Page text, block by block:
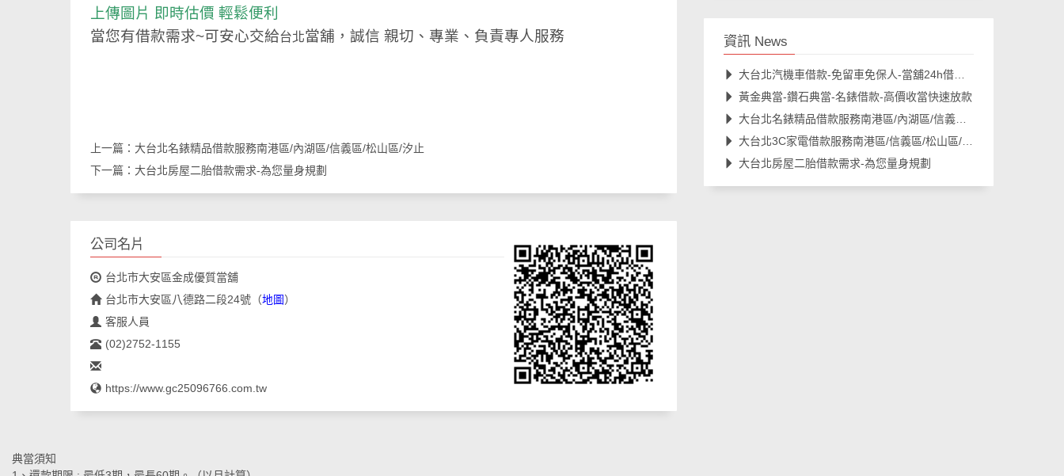
上傳圖片 即時估價 輕鬆便利
當您有借款需求~可安心交給台北當舖，誠信 親切、專業、負責專人服務
上一篇： 大台北名錶精品借款服務南港區/內湖區/信義區/松山區/汐止
下一篇： 大台北房屋二胎借款需求-為您量身規劃
公司名片
台北市大安區金成優質當舖
台北市大安區八德路二段24號 （地圖）
客服人員
(02)2752-1155
https://www.gc25096766.com.tw
資訊 News
大台北汽機車借款-免留車免保人-當舖24h借款諮詢
黃金典當-鑽石典當-名錶借款-高價收當快速放款
大台北名錶精品借款服務南港區/內湖區/信義區/松山區/汐止
大台北3C家電借款服務南港區/信義區/松山區/內湖區/汐止區
大台北房屋二胎借款需求-為您量身規劃
典當須知